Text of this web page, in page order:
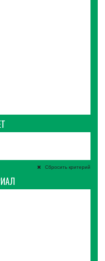
Сбросить критерий